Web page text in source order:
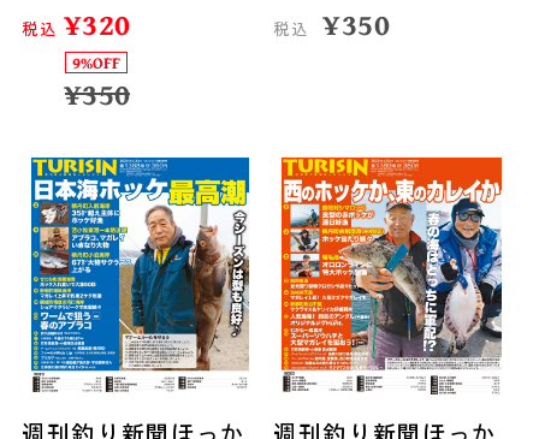
税込 ¥320
9%OFF
¥350
税込 ¥350